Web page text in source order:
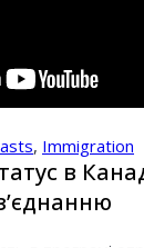
, Immigration
в